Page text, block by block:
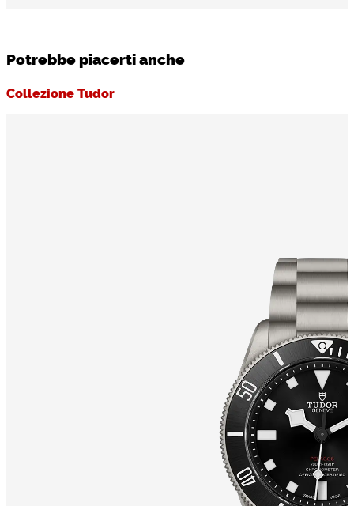
Potrebbe piacerti anche
Collezione Tudor